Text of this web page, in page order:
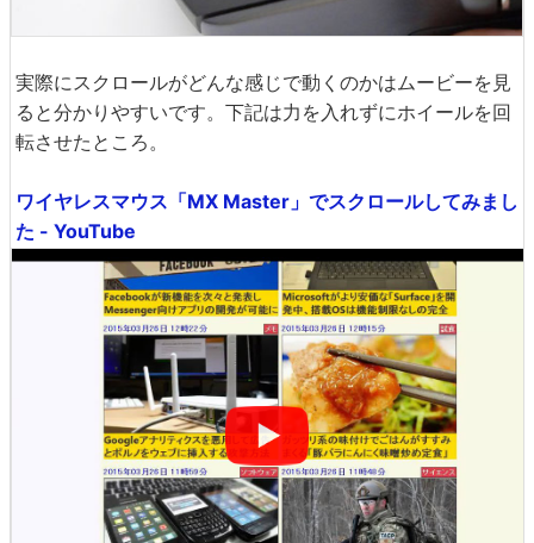
実際にスクロールがどんな感じで動くのかはムービーを見
ると分かりやすいです。下記は力を入れずにホイールを回
転させたところ。
ワイヤレスマウス「MX Master」でスクロールしてみまし
た - YouTube